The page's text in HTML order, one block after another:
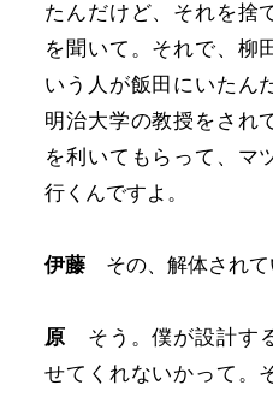
たんだけど、それを捨
を聞いて。それで、柳
いう人が飯田にいたん
明治大学の教授をされ
を利いてもらって、マ
行くんですよ。
伊藤 その、解体されて
原 そう。僕が設計す
せてくれないかって。